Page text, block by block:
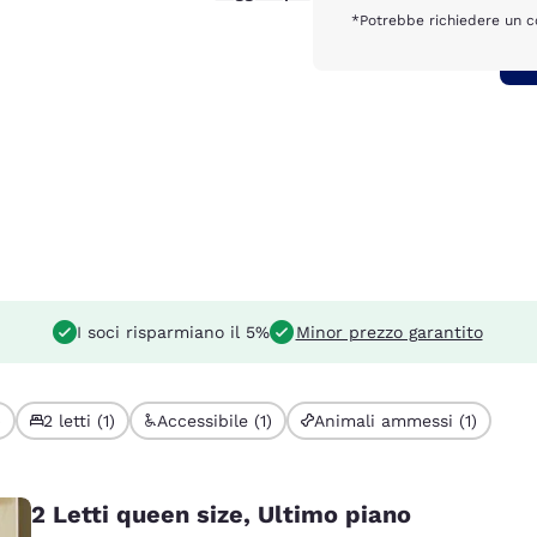
*Potrebbe richiedere un
I soci risparmiano il 5% Minor prezzo garantito
2 letti (1) Accessibile (1) Animali ammessi (1)
2 Letti queen size, Ultimo piano